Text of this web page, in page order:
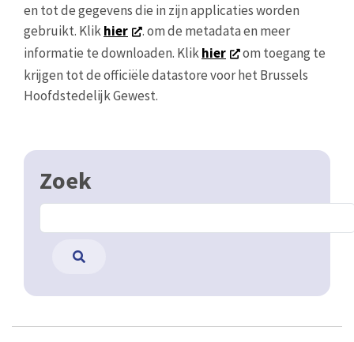
en tot de gegevens die in zijn applicaties worden
gebruikt. Klikhier
. om de metadata en meer
informatie te downloaden. Klikhier
om toegang te
krijgen tot de officiële datastore voor het Brussels
Hoofdstedelijk Gewest.
Zoek